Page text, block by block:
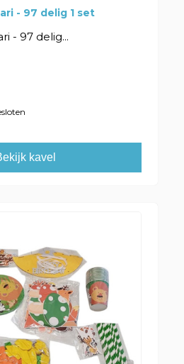
- 97 delig 1 set
- 97 delig...
kavel